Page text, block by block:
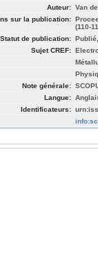
Auteur: Van
sur la publication:
(110-
Statut de publication:
Sujet CREF:
Note générale:
Langue:
Identificateurs: